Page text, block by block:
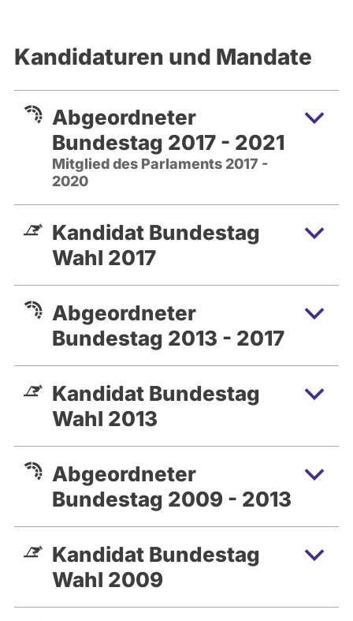
Kandidaturen und Mandate
Abgeordneter
Bundestag 2017 - 2021
Mitglied des Parlaments 2017 -
2020
Kandidat Bundestag
Wahl 2017
Abgeordneter
Bundestag 2013 - 2017
Kandidat Bundestag
Wahl 2013
Abgeordneter
Bundestag 2009 - 2013
Kandidat Bundestag
Wahl 2009